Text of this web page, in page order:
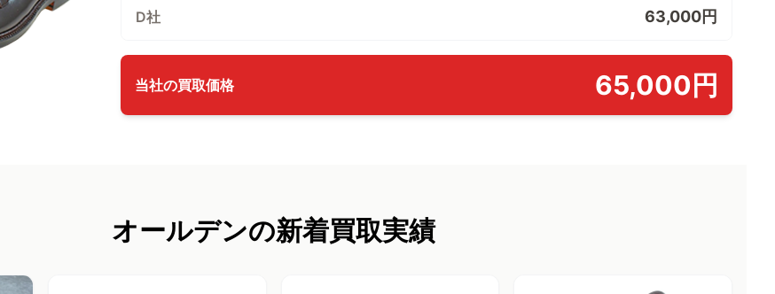
D社 63,000円
当社の買取価格 65,000円
オールデンの新着買取実績